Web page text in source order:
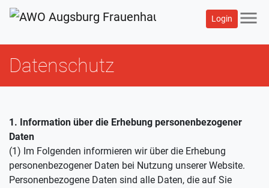
Login menu
Datenschutz
1. Information über die Erhebung personenbezogener
Daten
(1) Im Folgenden informieren wir über die Erhebung
personenbezogener Daten bei Nutzung unserer Website.
Personenbezogene Daten sind alle Daten, die auf Sie